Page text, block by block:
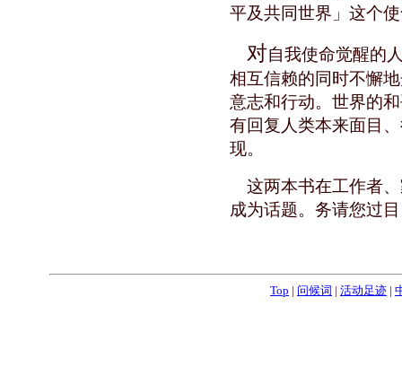
平及共同世界」这个
对自我使命觉醒的
相互信赖的同时不懈
意志和行动。世界的
有回复人类本来面目
现。
这两本书在工作者
成为话题。务请您过
Top | 问候词 | 活动足迹 |